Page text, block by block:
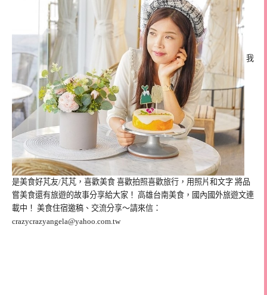
我
是美食好芃友/芃芃，喜歡美食 喜歡拍照喜歡旅行，用照片和文字 將品
嘗美食還有旅遊的故事分享給大家！ 高雄台南美食，國內國外旅遊文連
載中！ 美食住宿邀稿、交流分享～請來信：
crazycrazyangela@yahoo.com.tw